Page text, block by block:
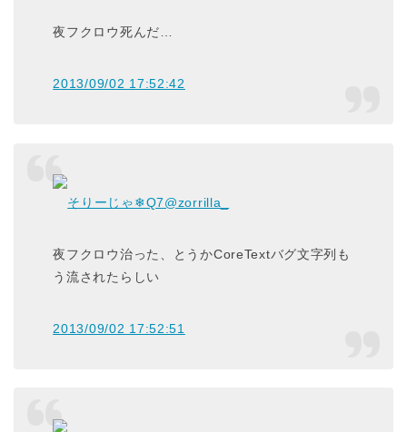
夜フクロウ死んだ…
2013/09/02 17:52:42
そりーじゃ❄Q7@zorrilla_
夜フクロウ治った、とうかCoreTextバグ文字列も
う流されたらしい
2013/09/02 17:52:51